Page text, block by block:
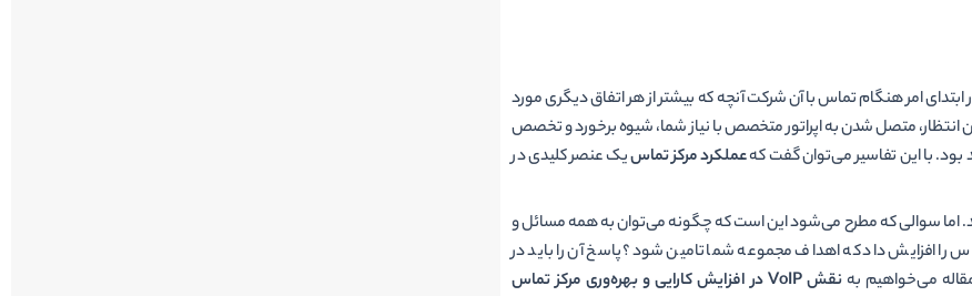
امر هنگام تماس با آن شرکت آنچه که بیشتر از هر اتفاق دیگری مورد
متصل شدن به اپراتور متخصص با نیاز شما، شیوه برخورد و تخصص
با این تفاسیر می‌توان گفت کهعملکرد مرکز تماسیک عنصر کلیدی در
اما سوالی که مطرح می‌شود این است که چگونه می‌توان به همه مسائل و
افزایش داد که اهداف مجموعه شما تامین شود؟ پاسخ آن را باید در
می‌خواهیم بهنقش VoIP در افزایش کارایی و بهره‌وری مرکز تماس